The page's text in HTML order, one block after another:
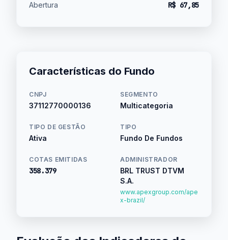
Abertura R$ 67,85
Características do Fundo
CNPJ
37112770000136
SEGMENTO
Multicategoria
TIPO DE GESTÃO
Ativa
TIPO
Fundo De Fundos
COTAS EMITIDAS
358.379
ADMINISTRADOR
BRL TRUST DTVM
S.A.
www.apexgroup.com/ape
x-brazil/